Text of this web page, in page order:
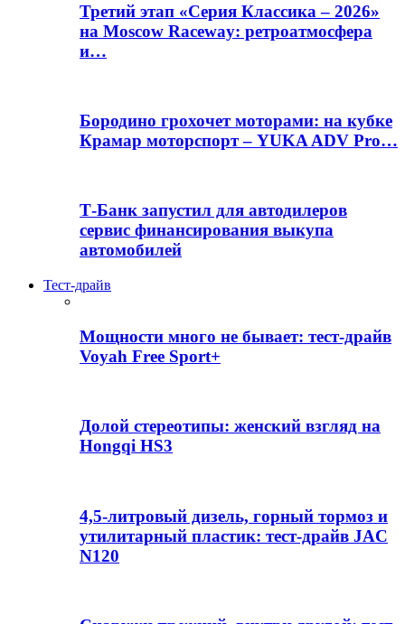
Третий этап «Серия Классика – 2026»
на Moscow Raceway: ретроатмосфера
и…
Бородино грохочет моторами: на кубке
Крамар моторспорт – YUKA ADV Pro…
Т-Банк запустил для автодилеров
сервис финансирования выкупа
автомобилей
Тест-драйв
Мощности много не бывает: тест-драйв
Voyah Free Sport+
Долой стереотипы: женский взгляд на
Hongqi HS3
4,5-литровый дизель, горный тормоз и
утилитарный пластик: тест-драйв JAC
N120